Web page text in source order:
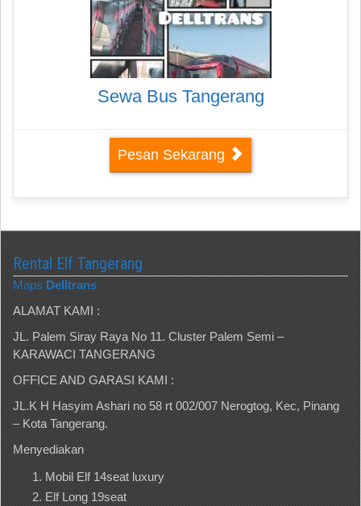
Sewa Bus Tangerang
Pesan Sekarang
Rental Elf Tangerang
Maps Delltrans
ALAMAT KAMI :
JL. Palem Siray Raya No 11. Cluster Palem Semi –
KARAWACI TANGERANG
OFFICE AND GARASI KAMI :
JL.K H Hasyim Ashari no 58 rt 002/007 Nerogtog, Kec, Pinang
– Kota Tangerang.
Menyediakan
Mobil Elf 14seat luxury
Elf Long 19seat